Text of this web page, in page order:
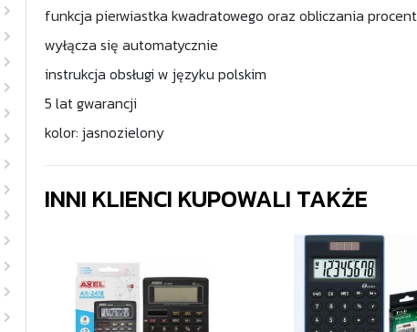
funkcja pierwiastka kwadratowego oraz obliczania
wyłącza się automatycznie
instrukcja obsługi w języku polskim
5 lat gwarancji
kolor: jasnozielony
INNI KLIENCI KUPOWALI TAKŻE